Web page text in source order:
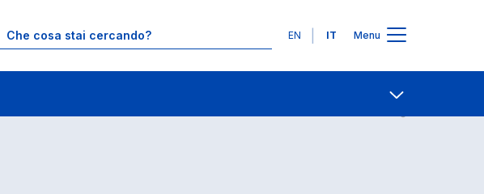
Lingue
EN IT Menu
Contatti